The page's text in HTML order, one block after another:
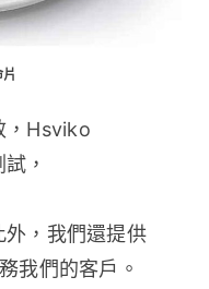
，Hsviko
，
我們的客戶。